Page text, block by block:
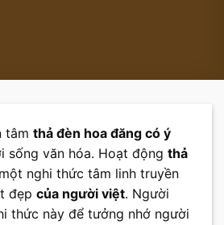
tâm thả đèn hoa đăng có ý
sống văn hóa. Hoạt động thả
nghi thức tâm linh truyền
đẹp của người việt. Người
thức này để tưởng nhớ người